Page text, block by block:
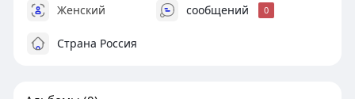
Женский сообщений 0
Страна Россия